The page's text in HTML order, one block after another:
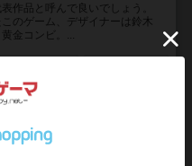
作品と呼んで良いでしょう。
のゲーム、デザイナーは鈴木
金コンビ。...
お気に入り